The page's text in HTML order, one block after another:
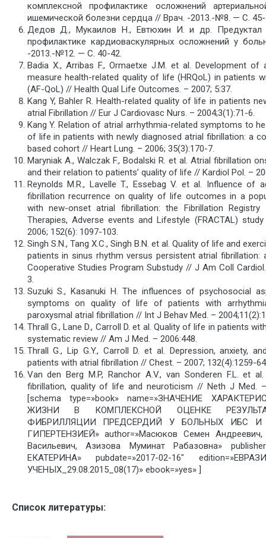
комплексной профилактике осложнений
ишемической болезни сердца // Врач. -2013.-№8. — С. 45-
Дедов Д., Мукаилов Н., Евтюхин И. и др.
профилактике кардиоваскулярных осложнений у
-2013.-№12. — С. 40-42.
Badia X., Arribas F., Ormaetxe J.M. et al. Development of
measure health-related quality of life (HRQoL) in patients
(AF-QoL) // Health Qual Life Outcomes. – 2007; 5:37.
Kang Y, Bahler R. Health-related quality of life in patients
atrial Fibrillation // Eur J Cardiovasc Nurs. – 2004;3(1):71-6.
Kang Y. Relation of atrial arrhythmia-related symptoms to
of life in patients with newly diagnosed atrial fibrillation: a
based сohort // Heart Lung. – 2006; 35(3):170-7.
Maryniak A., Walczak F., Bodalski R. et al. Atrial fibrillation
and their relation to patients’ quality of life // Kardiol Pol. –
Reynolds M.R., Lavelle T., Essebag V. et al. Influence of
fibrillation recurrence on quality of life outcomes in a
with new-onset atrial fibrillation: the Fibrillation Registry
Therapies, Adverse events and Lifestyle (FRACTAL)
2006; 152(6): 1097-103.
Singh S.N., Tang X.C., Singh B.N. et al. Quality of life and
patients in sinus rhythm versus persistent atrial fibrillation:
Cooperative Studies Program Substudy // J Am Coll
3.
Suzuki S., Kasanuki H. The influences of psychosocial
symptoms on quality of life of patients with
paroxysmal atrial fibrillation // Int J Behav Med. –
Thrall G., Lane D., Carroll D. et al. Quality of life in patients
systematic review // Am J Med. – 2006:448.
Thrall G., Lip G.Y., Carroll D. et al. Depression, anxiety,
patients with atrial fibrillation // Chest. – 2007; 132(4):1259-
Van den Berg M.P, Ranchor A.V., van Sonderen F.L. et
fibrillation, quality of life and neuroticism // Neth J Med. –
[schema type=»book» name=»ЗНАЧЕНИЕ
ЖИЗНИ В КОМПЛЕКСНОЙ ОЦЕНКЕ
ФИБРИЛЛЯЦИИ ПРЕДСЕРДИЙ У БОЛЬНЫХ ИБС И
ГИПЕРТЕНЗИЕЙ» author=»Масюков Семен
Васильевич, Азизова Муминат Рабазовна»
ЕКАТЕРИНА» pubdate=»2017-02-16″
УЧЕНЫХ_29.08.2015_08(17)» ebook=»yes» ]
Список литературы: